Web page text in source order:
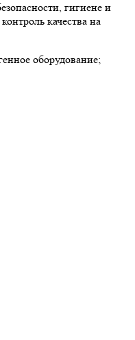
гигиене и
качества на
оборудование;